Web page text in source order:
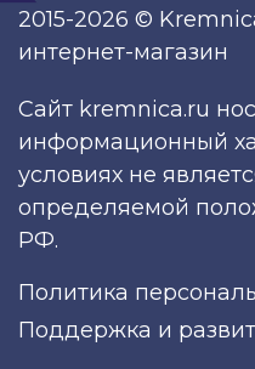
2015-2026 ©
интернет-магазин
Сайт kremnica.ru
информационный
условиях не
определяемой
РФ.
Политика
Поддержка и